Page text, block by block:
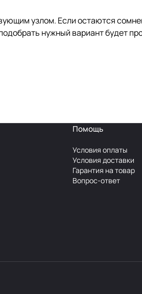
узлом. Если остаются
нужный вариант будет
Помощь
Условия оплаты
Условия доставки
Гарантия на товар
Вопрос-ответ